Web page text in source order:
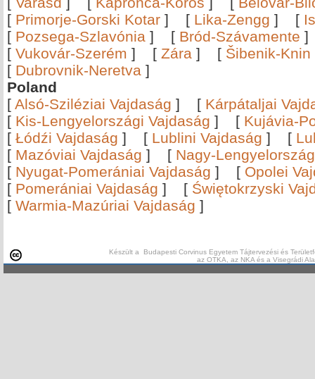
[ Primorje-Gorski Kotar ] [ Lika-Zengg ] [
[ Pozsega-Szlavónia ] [ Bród-Szávamente
[ Vukovár-Szerém ] [ Zára ] [ Šibenik-Knin
[ Dubrovnik-Neretva ]
Poland
[ Alsó-Sziléziai Vajdaság ] [ Kárpátaljai
[ Kis-Lengyelországi Vajdaság ] [ Kujávia-
[ Łódźi Vajdaság ] [ Lublini Vajdaság ] [
[ Mazóviai Vajdaság ] [ Nagy-
[ Nyugat-Pomerániai Vajdaság ] [ Opolei
[ Pomerániai Vajdaság ] [ Świętokrzyski
[ Warmia-Mazúriai Vajdaság ]
Készült a Budapesti Corvinus Egyetem Tájtervezési és
az OTKA, az NKA és a Visegrádi